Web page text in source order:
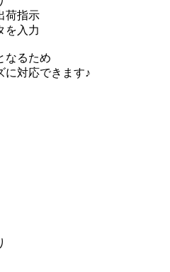
荷指示
を入力
なるため
対応できます♪